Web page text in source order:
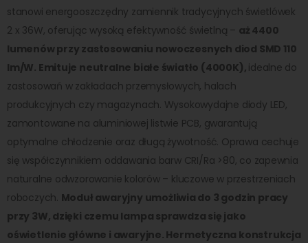
stanowi energooszczędny zamiennik tradycyjnych świetlówek
2 x 36W, oferując wysoką efektywność świetlną – aż 4400
lumenów przy zastosowaniu nowoczesnych diod SMD 110
lm/W. Emituje neutralne białe światło (4000K), idealne do
zastosowań w zakładach przemysłowych, halach
produkcyjnych czy magazynach. Wysokowydajne diody LED,
zamontowane na aluminiowej listwie PCB, gwarantują
optymalne chłodzenie oraz długą żywotność. Oprawa cechuje
się współczynnikiem oddawania barw CRI/Ra >80, co zapewnia
naturalne odwzorowanie kolorów – kluczowe w przestrzeniach
roboczych. Moduł awaryjny umożliwia do 3 godzin pracy
przy 3W, dzięki czemu lampa sprawdza się jako
oświetlenie główne i awaryjne. Hermetyczna konstrukcja